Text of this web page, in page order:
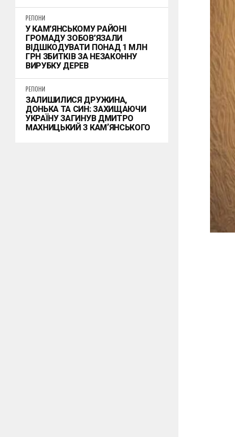
РЕГІОНИ
У КАМ’ЯНСЬКОМУ РАЙОНІ
ГРОМАДУ ЗОБОВ’ЯЗАЛИ
ВІДШКОДУВАТИ ПОНАД 1 МЛН
ГРН ЗБИТКІВ ЗА НЕЗАКОННУ
ВИРУБКУ ДЕРЕВ
РЕГІОНИ
ЗАЛИШИЛИСЯ ДРУЖИНА,
ДОНЬКА ТА СИН: ЗАХИЩАЮЧИ
УКРАЇНУ ЗАГИНУВ ДМИТРО
МАХНИЦЬКИЙ З КАМʼЯНСЬКОГО